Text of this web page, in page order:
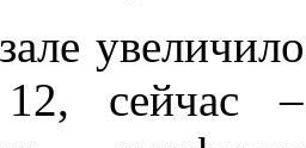
сейчас –